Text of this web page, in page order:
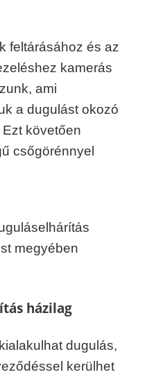
feltárásához és az
kamerás
ami
a dugulást okozó
követően
csőgörénnyel
megyében
házilag
dugulás,
kerülhet